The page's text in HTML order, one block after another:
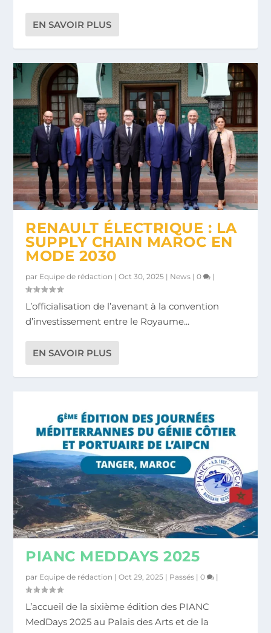
EN SAVOIR PLUS
RENAULT ÉLECTRIQUE : LA
SUPPLY CHAIN MAROC EN
MODE 2030
par Equipe de rédaction |Oct 30, 2025 | News |0 |
L’officialisation de l’avenant à la convention
d’investissement entre le Royaume...
EN SAVOIR PLUS
PIANC MEDDAYS 2025
par Equipe de rédaction |Oct 29, 2025 | Passés |0 |
L’accueil de la sixième édition des PIANC
MedDays 2025 au Palais des Arts et de la